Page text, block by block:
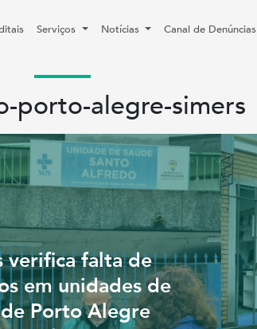
Serviços Notícias Canal de Denúncias
porto-alegre-simers
verifica falta de
em unidades de
Porto Alegre